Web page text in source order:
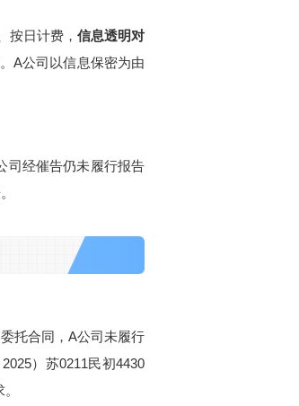
按日计费， 信息透明对
A公司以信息保密为由
司经催告仍未履行报告
托合同，A公司未履行
）苏0211民初4430